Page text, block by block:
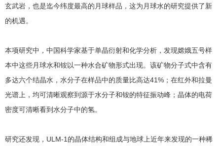
玄武岩，也是迄今纬度最高的月球样品，这为月球水的研究提供了新
的机遇。
本项研究中，中国科学家基于单晶衍射和化学分析，发现嫦娥五号样
本中这些月球水和铵以一种水合矿物形式出现。该矿物分子式中含有
多达六个结晶水，水分子在样品中的质量比高达41%；在红外和拉曼
光谱上，均可清晰观察到源于水分子和铵的特征振动峰；晶体的电荷
密度可清晰看到水分子中的氢。
研究还发现，ULM-1的晶体结构和组成与地球上近年来发现的一种稀